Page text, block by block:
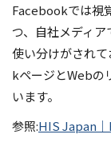
Facebookでは視
つ、自社メディ
使い分けがされ
kページとWebの
います。
参照:HIS Japan